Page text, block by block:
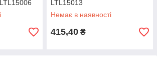
LTL15013
Немає в наявності
415,40 ₴